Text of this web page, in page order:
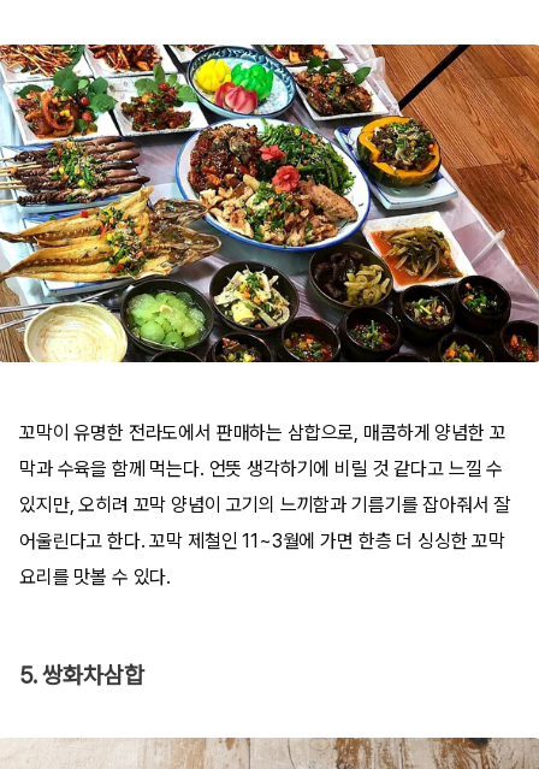
꼬막이 유명한 전라도에서 판매하는 삼합으로, 매콤하게 양념한 꼬
막과 수육을 함께 먹는다. 언뜻 생각하기에 비릴 것 같다고 느낄 수
있지만, 오히려 꼬막 양념이 고기의 느끼함과 기름기를 잡아줘서 잘
어울린다고 한다. 꼬막 제철인 11~3월에 가면 한층 더 싱싱한 꼬막
요리를 맛볼 수 있다.
5. 쌍화차삼합